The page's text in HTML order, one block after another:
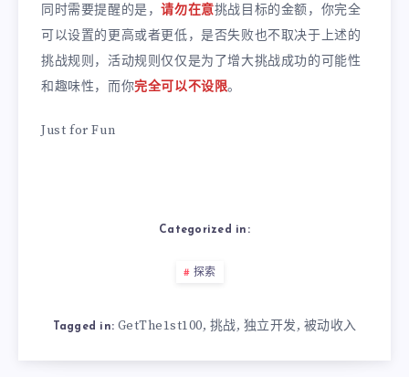
同时需要提醒的是，请勿在意挑战目标的金额，你完全
可以设置的更高或者更低，是否失败也不取决于上述的
挑战规则，活动规则仅仅是为了增大挑战成功的可能性
和趣味性，而你完全可以不设限。
Just for Fun
Categorized in:
探索
Tagged in: GetThe1st100, 挑战, 独立开发, 被动收入